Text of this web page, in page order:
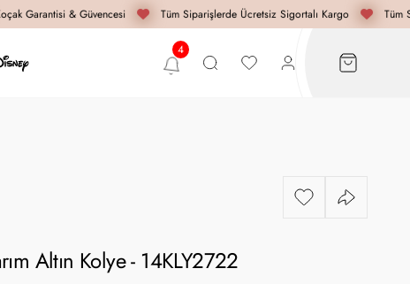
Garantisi & Güvencesi Tüm Siparişlerde Ücretsiz Sigortalı Kargo Tüm
Altın Kolye - 14KLY2722